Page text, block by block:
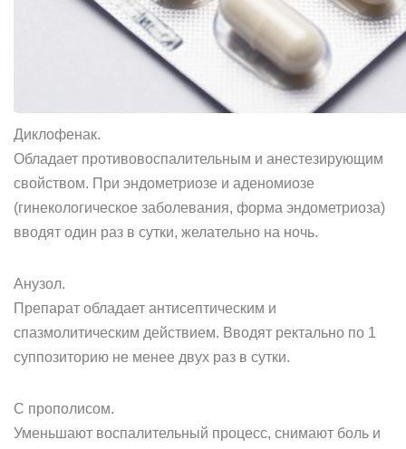
Диклофенак.
Обладает противовоспалительным и анестезирующим
свойством. При эндометриозе и аденомиозе
(гинекологическое заболевания, форма эндометриоза)
вводят один раз в сутки, желательно на ночь.
Анузол.
Препарат обладает антисептическим и
спазмолитическим действием. Вводят ректально по 1
суппозиторию не менее двух раз в сутки.
С прополисом.
Уменьшают воспалительный процесс, снимают боль и